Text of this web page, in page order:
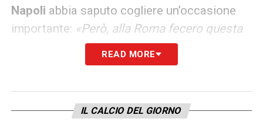
Napoli abbia saputo cogliere un’occasione
importante: «Però, alla Roma fecero questa
scelta e ne ha giovato il Napoli! Conte e
Manna sono stati i primi a chiamarmi
continuato con la Roma. Mi hanno invaso di
telefonate e il corteggiamento è andato
READ MORE
IL CALCIO DEL GIORNO